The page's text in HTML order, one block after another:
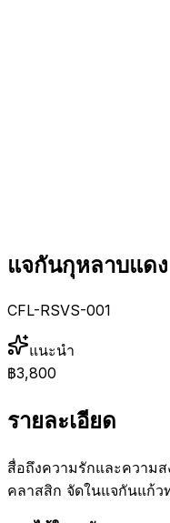
แจกันกุหลาบแด
CFL-RSVS-001
แนะนำ
฿3,800
รายละเอียด
สื่อถึงความรักและความ
คลาสสิก จัดในแจกันแก้ว